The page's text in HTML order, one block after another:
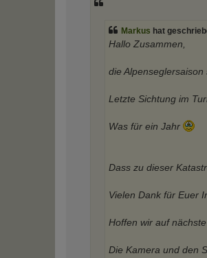
Markus hat
Hallo Zusammen,
die
Letzte Sichtung im
Was für ein Jahr
Dass zu dieser
Vielen Dank für Euer
Hoffen wir auf nächste
Die Kamera und den